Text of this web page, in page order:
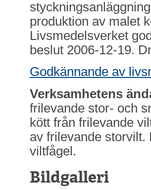
produktion av malet
Livsmedelsverket
beslut 2006-12-19.
Godkännande av
Verksamhetens
frilevande stor- och
kött från frilevande
av frilevande storvilt.
viltfågel.
Bildgalleri